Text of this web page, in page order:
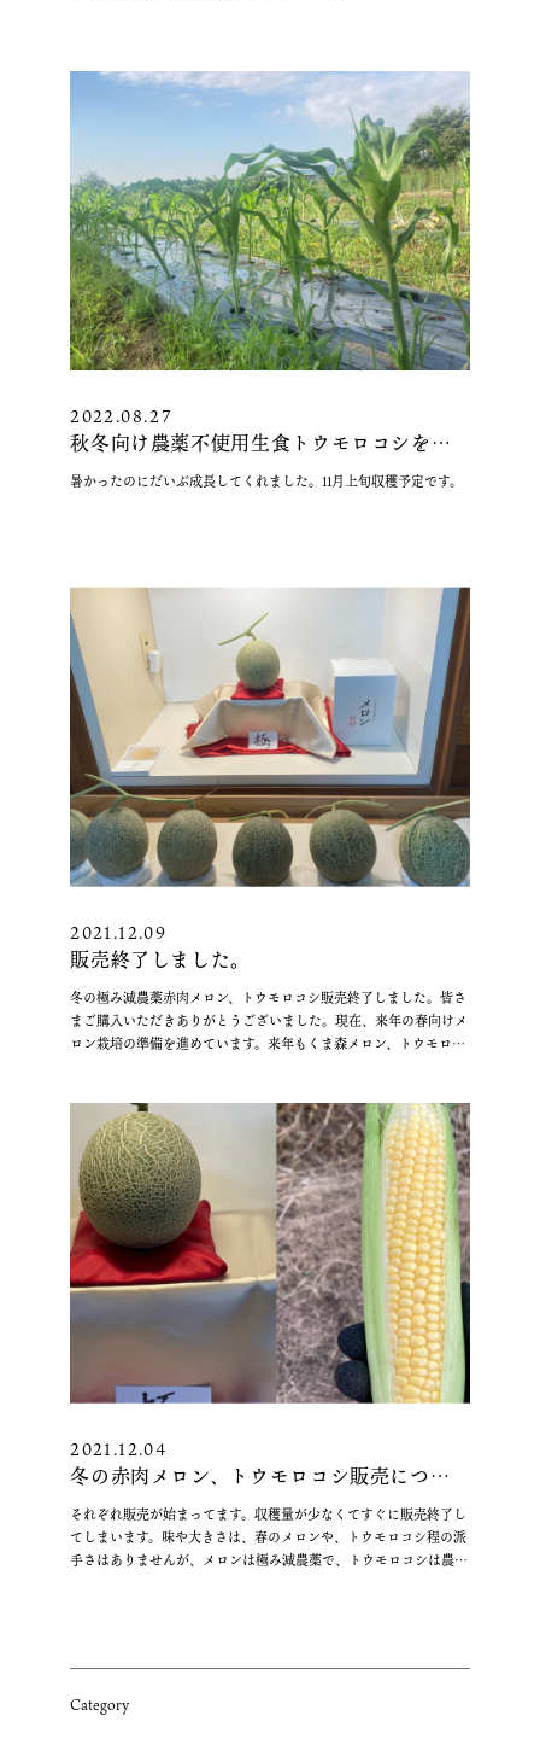
2022.08.27
秋冬向け農薬不使用生食トウモロコシを栽
培しています。
暑かったのにだいぶ成長してくれました。11月上旬収穫予定です。
2021.12.09
販売終了しました。
冬の極み減農薬赤肉メロン、トウモロコシ販売終了しました。皆さ
まご購入いただきありがとうございました。現在、来年の春向けメ
ロン栽培の準備を進めています。来年もくま森メロン、トウモロコ
2021.12.04
冬の赤肉メロン、トウモロコシ販売につい
て
それぞれ販売が始まってます。収穫量が少なくてすぐに販売終了し
てしまいます。味や大きさは、春のメロンや、トウモロコシ程の派
手さはありませんが、メロンは極み減農薬で、トウモロコシは農薬
ロ
Category